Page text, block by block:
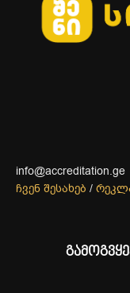
info@accreditation.ge
ჩვენ შესახებ /